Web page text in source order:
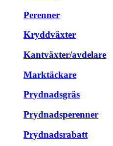
Perenner
Kryddväxter
Kantväxter/avdelare
Marktäckare
Prydnadsgräs
Prydnadsperenner
Prydnadsrabatt